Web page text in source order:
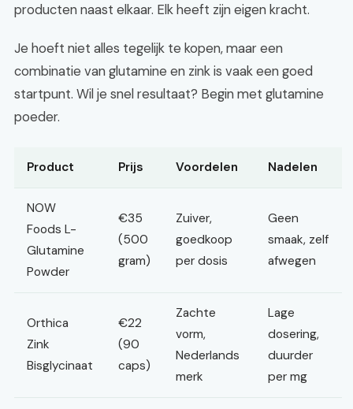
producten naast elkaar. Elk heeft zijn eigen kracht.
Je hoeft niet alles tegelijk te kopen, maar een
combinatie van glutamine en zink is vaak een goed
startpunt. Wil je snel resultaat? Begin met glutamine
poeder.
Product Prijs Voordelen Nadelen
NOW
Foods L-
Glutamine
Powder
€35
(500
gram)
Zuiver,
goedkoop
per dosis
Geen
smaak, zelf
afwegen
Orthica
Zink
Bisglycinaat
€22
(90
caps)
Zachte
vorm,
Nederlands
merk
Lage
dosering,
duurder
per mg